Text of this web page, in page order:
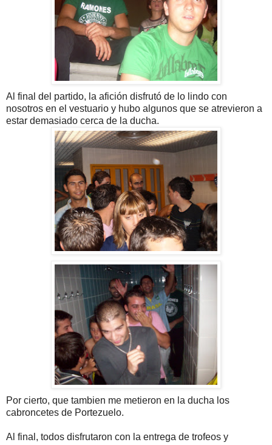
Al final del partido, la afición disfrutó de lo lindo con
nosotros en el vestuario y hubo algunos que se atrevieron a
estar demasiado cerca de la ducha.
Por cierto, que tambien me metieron en la ducha los
cabroncetes de Portezuelo.
Al final, todos disfrutaron con la entrega de trofeos y